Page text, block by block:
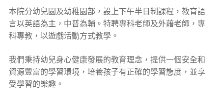
本院分幼兒園及幼稚園部，設上下午半日制課程，教育語
言以英語為主，中普為輔。特聘專科老師及外藉老師，專
科專教，以遊戲活動方式教學。
我們秉持幼兒身心健康發展的教育理念，提供一個安全和
資源豐富的學習環境，培養孩子有正確的學習態度，並享
受學習的樂趣。